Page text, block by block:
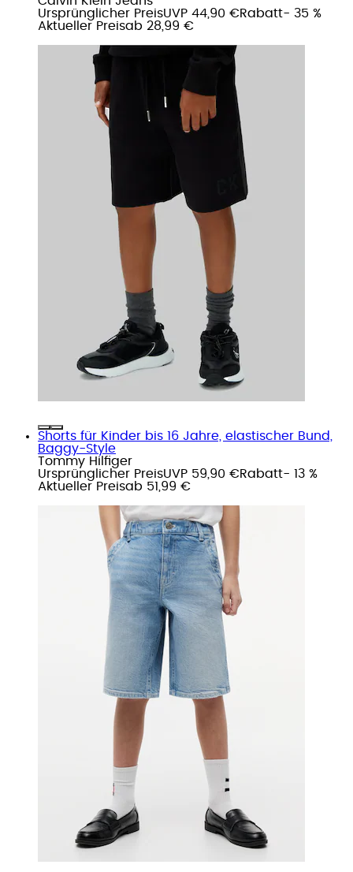
Ursprünglicher PreisUVP 44,90 €Rabatt- 35 %
Aktueller Preisab 28,99 €
Shorts für Kinder bis 16 Jahre, elastischer Bund,
Baggy-Style
Tommy Hilfiger
Ursprünglicher PreisUVP 59,90 €Rabatt- 13 %
Aktueller Preisab 51,99 €